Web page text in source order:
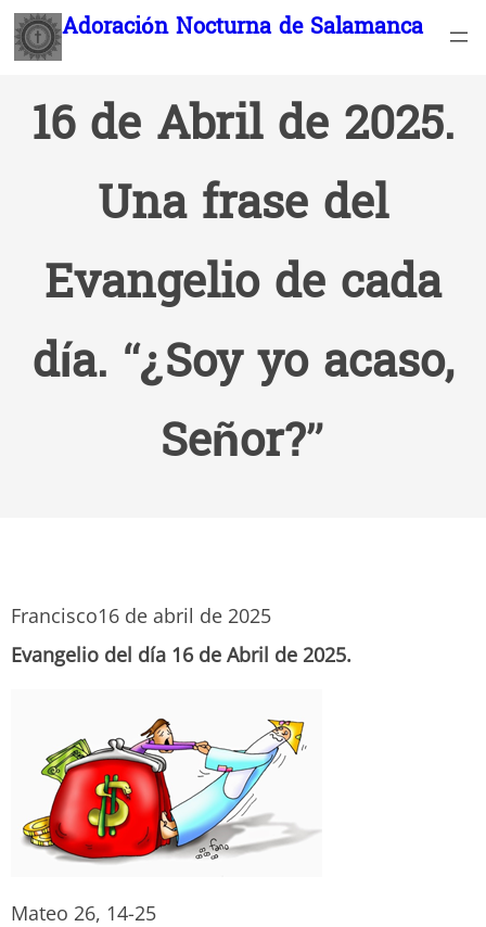
Saltar Adoración Nocturna de Salamanca
16 de Abril de 2025.
Una frase del
Evangelio de cada
día. “¿Soy yo acaso,
Señor?”
Francisco16 de abril de 2025
Evangelio del día 16 de Abril de 2025.
Mateo 26, 14-25